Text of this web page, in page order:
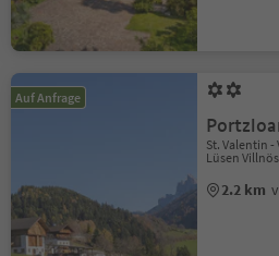
Auf Anfrage
St. Valentin
Lüsen
2.2 km